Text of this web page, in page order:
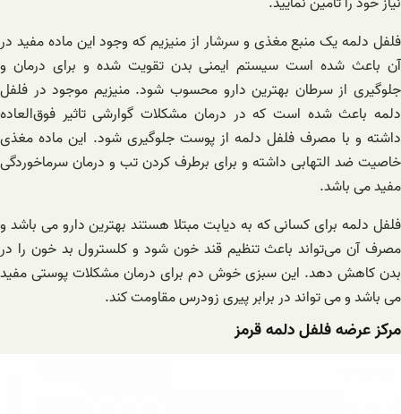
فلفل دلمه یک منبع مغذی و سرشار از منیزیم که وجود این ماده مفید در
آن باعث شده است سیستم ایمنی بدن تقویت شده و برای درمان و
جلوگیری از سرطان بهترین دارو محسوب شود. منیزیم موجود در فلفل
دلمه باعث شده است که در درمان مشکلات گوارشی تاثیر فوق‌العاده
داشته و با مصرف فلفل دلمه از پوست جلوگیری شود. این ماده مغذی
خاصیت ضد التهابی داشته و برای برطرف کردن تب و درمان سرماخوردگی
مفید می باشد.
فلفل دلمه برای کسانی که به دیابت مبتلا هستند بهترین دارو می باشد و
مصرف آن می‌تواند باعث تنظیم قند خون شود و کلسترول بد خون را در
بدن کاهش دهد. این سبزی خوش دم برای درمان مشکلات پوستی مفید
می باشد و می تواند در برابر پیری زودرس مقاومت کند.
مرکز عرضه فلفل دلمه قرمز